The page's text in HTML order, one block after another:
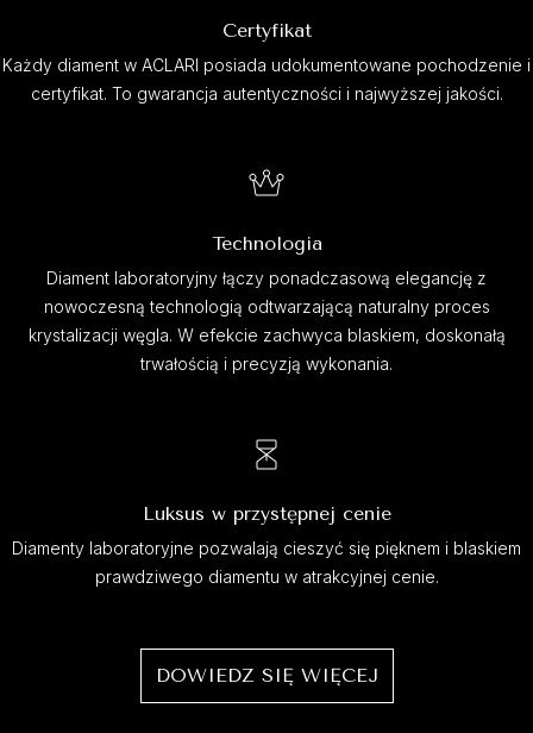
Certyfikat
Każdy diament w ACLARI posiada udokumentowane pochodzenie i
certyfikat. To gwarancja autentyczności i najwyższej jakości.
Technologia
Diament laboratoryjny łączy ponadczasową elegancję z
nowoczesną technologią odtwarzającą naturalny proces
krystalizacji węgla. W efekcie zachwyca blaskiem, doskonałą
trwałością i precyzją wykonania.
Luksus w przystępnej cenie
Diamenty laboratoryjne pozwalają cieszyć się pięknem i blaskiem
prawdziwego diamentu w atrakcyjnej cenie.
DOWIEDZ SIĘ WIĘCEJ